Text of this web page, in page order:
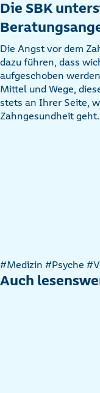
Die SBK
Die Angst vor dem
dazu führen, dass
aufgeschoben
Mittel und Wege,
stets an Ihrer Seite,
Zahngesundheit geht.
Artikel
nach
#Medizin #Psyche
Auch